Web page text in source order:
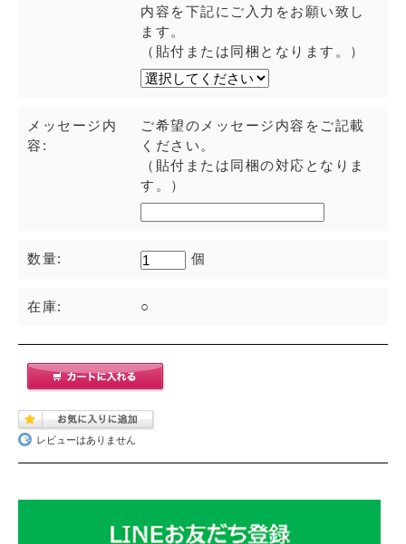
内容を下記にご入力をお願い致し
ます。
（貼付または同梱となります。）
メッセージ内
容:
ご希望のメッセージ内容をご記載
ください。
（貼付または同梱の対応となりま
す。）
数量: 個
在庫: ○
レビューはありません